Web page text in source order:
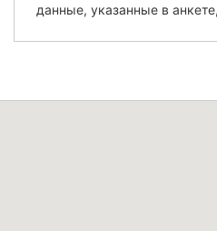
данные, указанные в анкете,